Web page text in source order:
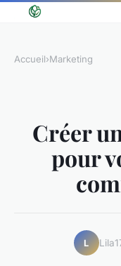
Accueil›Marketing
Créer
pour
L Lila